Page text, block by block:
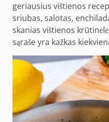
geriausius vištienos
sriubas, salotas,
skanias vištienos
sąraše yra kažkas